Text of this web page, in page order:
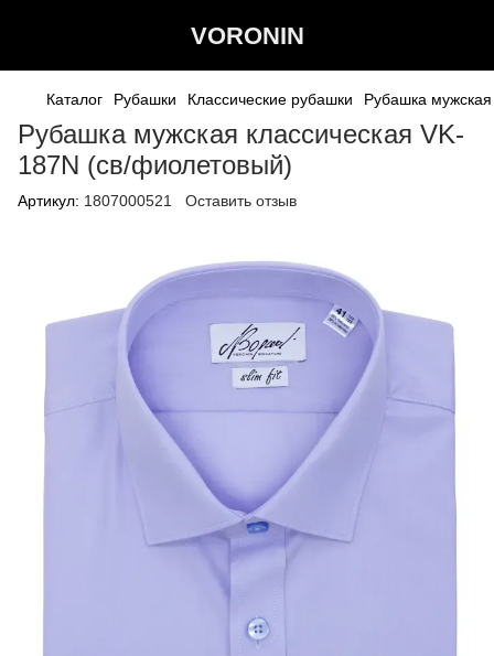
VORONIN
Каталог Рубашки Классические рубашки Рубашка
Рубашка мужская классическая VK-
187N (св/фиолетовый)
Артикул: 1807000521 Оставить отзыв